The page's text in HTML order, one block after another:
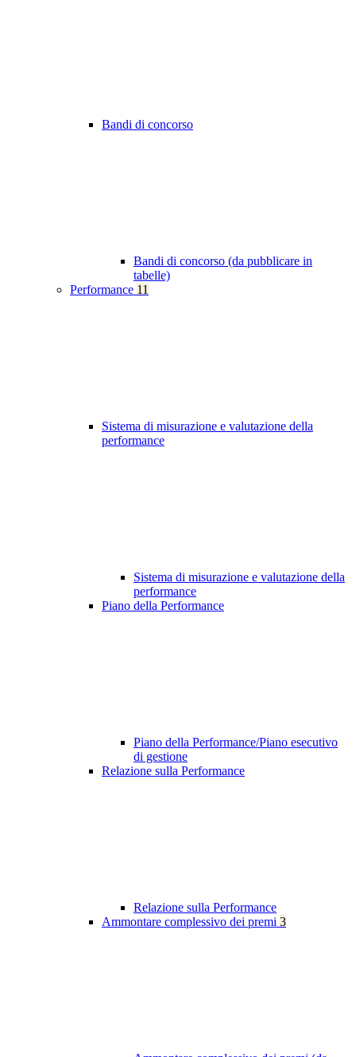
Bandi di concorso
Bandi di concorso (da pubblicare in
tabelle)
Performance 11
Sistema di misurazione e valutazione della
performance
Sistema di misurazione e valutazione della
performance
Piano della Performance
Piano della Performance/Piano esecutivo
di gestione
Relazione sulla Performance
Relazione sulla Performance
Ammontare complessivo dei premi 3